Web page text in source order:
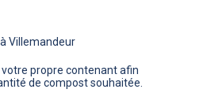
Villemandeur
propre contenant afin
de compost souhaitée.